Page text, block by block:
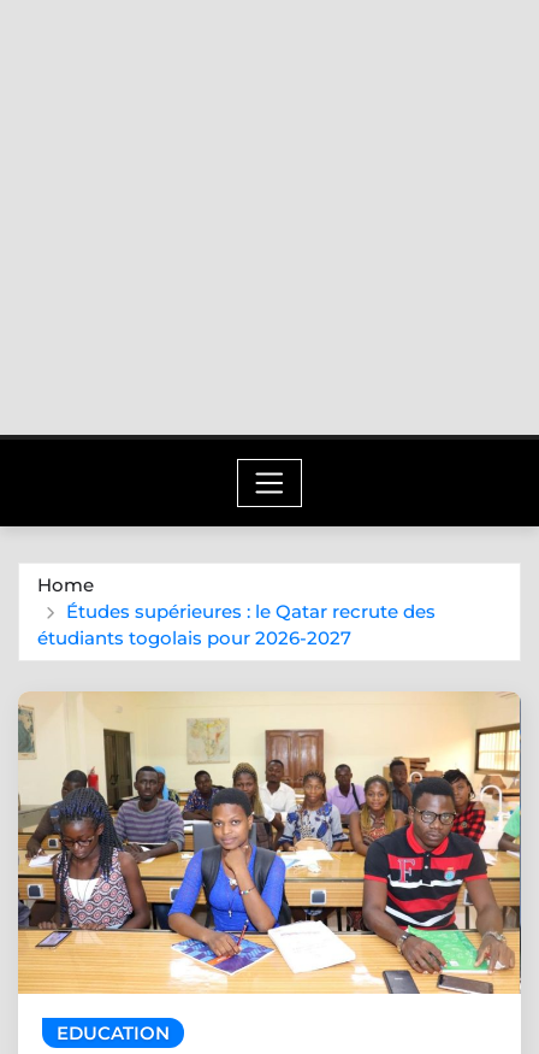
Home
Études supérieures : le Qatar recrute des
étudiants togolais pour 2026-2027
EDUCATION